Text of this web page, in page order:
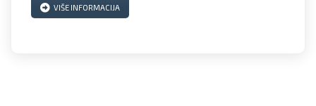
VIŠE INFORMACIJA